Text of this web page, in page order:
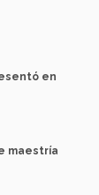
en
maestría